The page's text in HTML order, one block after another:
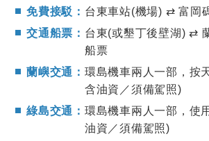
免費接駁： 台東車站(機場) ⇄ 富岡
交通船票： 台東(或墾丁後壁湖) ⇄
船票
蘭嶼交通： 環島機車兩人一部，按
含油資／須備駕照)
綠島交通： 環島機車兩人一部，使
油資／須備駕照)